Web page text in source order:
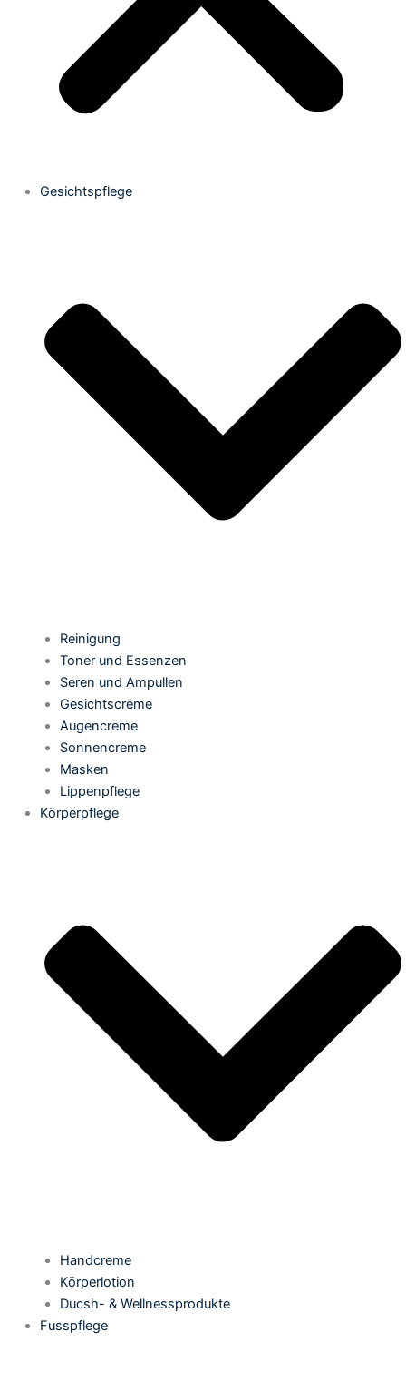
Gesichtspflege
Reinigung
Toner und Essenzen
Seren und Ampullen
Gesichtscreme
Augencreme
Sonnencreme
Masken
Lippenpflege
Körperpflege
Handcreme
Körperlotion
Ducsh- & Wellnessprodukte
Fusspflege